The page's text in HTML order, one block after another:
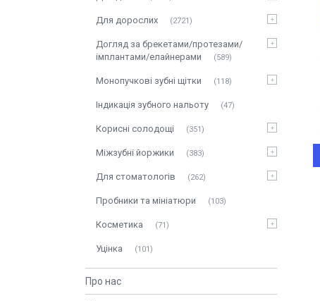
Для дорослих 2721
Догляд за брекетами/протезами/
імплантами/елайнерами
589
Монопучкові зубні щітки 118
Індикація зубного нальоту 47
Корисні солодощі 351
Міжзубні йоржики 383
Для стоматологів 262
Пробники та мініатюри 103
Косметика 71
Уцінка 101
Про нас